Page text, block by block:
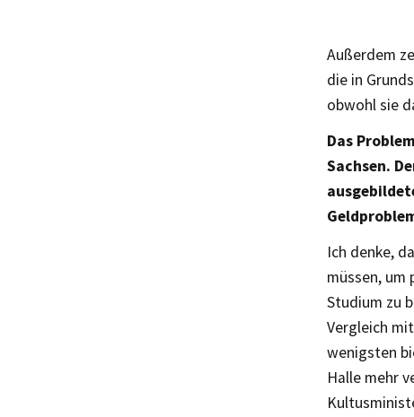
Außerdem
die in
obwohl sie
Das
Sachsen.
Ich denke,
müssen, um
Studium zu
Vergleich
wenigsten
Halle mehr